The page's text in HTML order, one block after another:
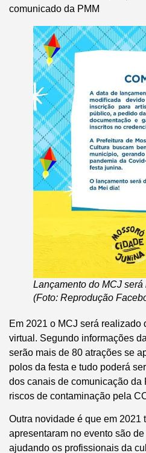
comunicado da PMM
Lançamento do MCJ será
(Foto: Reprodução
Em 2021 o MCJ será realizado
virtual. Segundo informações
serão mais de 80 atrações se
polos da festa e tudo poderá
dos canais de comunicação da
riscos de contaminação pela
Outra novidade é que em 2021
apresentaram no evento são
ajudando os profissionais da